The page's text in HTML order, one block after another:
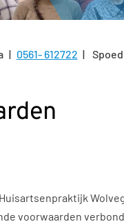
Tel:
0561- 612722 Spoed
voorwaarden